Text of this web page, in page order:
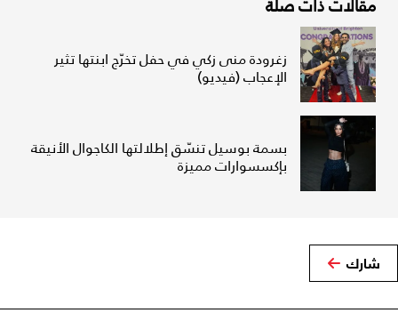
مقالات ذات صلة
زغرودة منى زكي في حفل تخرّج ابنتها تثير
الإعجاب (فيديو)
بسمة بوسيل تنسّق إطلالتها الكاجوال الأنيقة
بإكسسوارات مميزة
شارك